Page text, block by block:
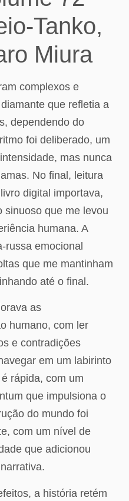
Tanko,
Miura
complexos e
que refletia a
dependendo do
foi deliberado, um
mas nunca
No final, leitura
digital importava,
sinuoso que me levou
humana. A
russa emocional
que me mantinham
até o final.
as
humano, com ler
e contradições
em um labirinto
rápida, com um
que impulsiona o
do mundo foi
com um nível de
que adicionou
a história retém